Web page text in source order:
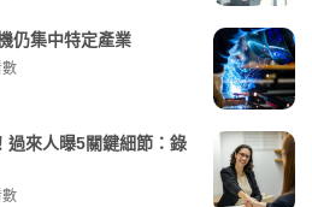
仍集中特定產業
過來人曝5關鍵細節：錄